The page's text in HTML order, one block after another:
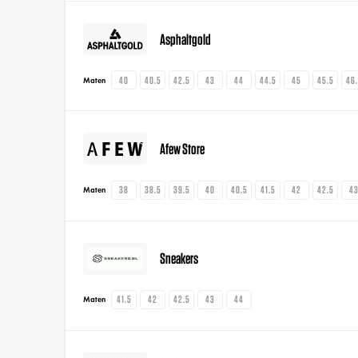
Asphaltgold
Maten 40 40.5 42.5 43 44 44.5 45 45.5
Afew Store
Maten 38 38.5 39.5 40 40.5 41.5 42 42.5 43
Sneakers
Maten 41.5 42 42.5 43 44